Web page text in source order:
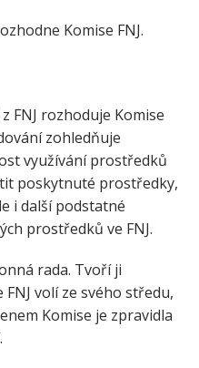
Komise FNJ.
FNJ rozhoduje Komise
zohledňuje
využívání prostředků
poskytnuté prostředky,
i další podstatné
prostředků ve FNJ.
rada. Tvoří ji
volí ze svého středu,
Komise je zpravidla